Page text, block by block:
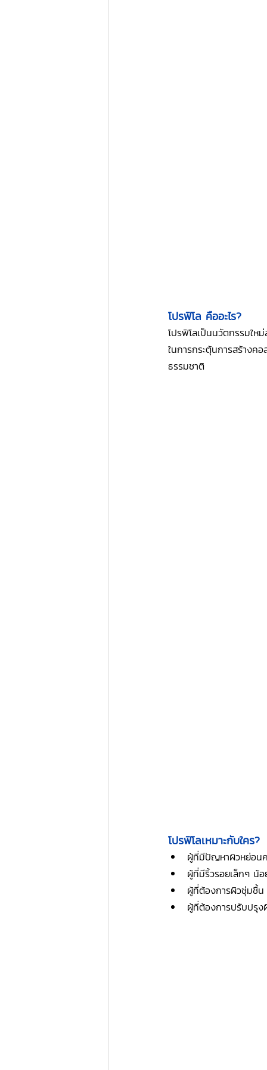
โปรฟิโล คืออะไร?
โปรฟิโลเป็นนวัตกรรมใ
ในการกระตุ้นการสร้างค
ธรรมชาติ
โปรฟิโลเหมาะกับใคร?
ผู้ที่มีปัญหาผิวหย่อน
ผู้ที่มีริ้วรอยเล็กๆ น้
ผู้ที่ต้องการผิวชุ่มชื้น
ผู้ที่ต้องการปรับปรุง